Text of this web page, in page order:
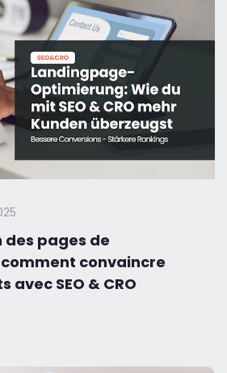
pages de
convaincre
avec SEO & CRO